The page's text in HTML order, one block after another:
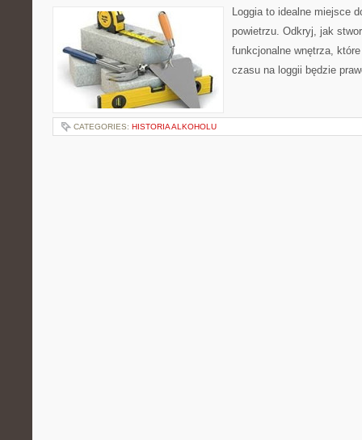
Loggia to idealne miejsce
powietrzu. Odkryj, jak
funkcjonalne wnętrza,
czasu na loggii będzie
CATEGORIES: HISTORIA ALKOHOLU